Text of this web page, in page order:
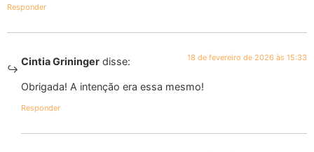
Responder
Cintia Grininger disse: 18 de fevereiro de 2026 às 15:33
Obrigada! A intenção era essa mesmo!
Responder